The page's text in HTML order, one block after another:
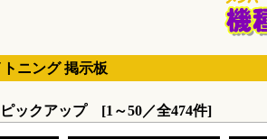
ニング 掲示板
ックアップ [1～50／全474件]